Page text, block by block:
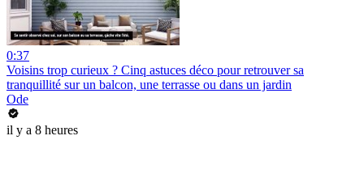
0:37
Voisins trop curieux ? Cinq astuces déco pour retrouver sa
tranquillité sur un balcon, une terrasse ou dans un jardin
Ode
il y a 8 heures